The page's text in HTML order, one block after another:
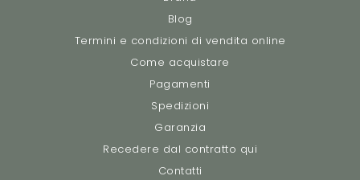
Blog
Termini e condizioni di vendita online
Come acquistare
Pagamenti
Spedizioni
Garanzia
Recedere dal contratto qui
Contatti